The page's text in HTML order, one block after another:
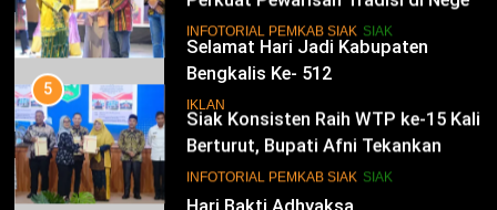
14
Selamat Hari Jadi Kabupaten
Bengkalis Ke- 512
IKLAN
15
Istana
5
Siak Konsisten Raih WTP ke-15 Kali
Berturut, Bupati Afni Tekankan
Penguatan Tata Kelola Keuangan